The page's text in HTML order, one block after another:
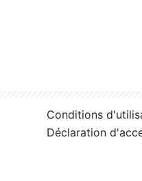
Conditions
Déclaration